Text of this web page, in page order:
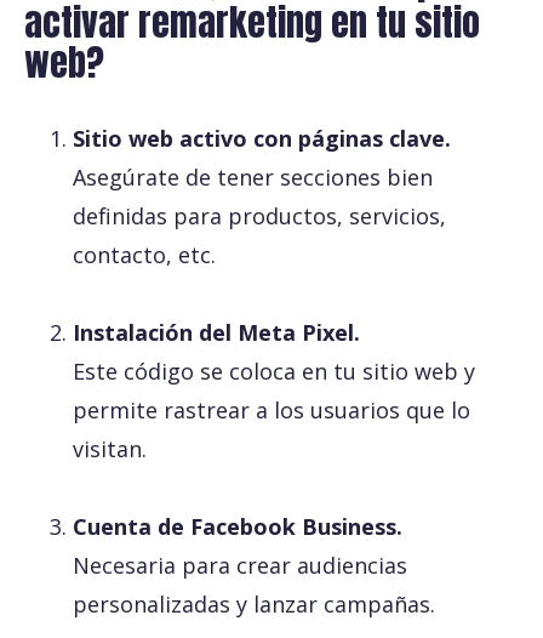
activar remarketing en tu sitio
web?
Sitio web activo con páginas clave.
Asegúrate de tener secciones bien
definidas para productos, servicios,
contacto, etc.
Instalación del Meta Pixel.
Este código se coloca en tu sitio web y
permite rastrear a los usuarios que lo
visitan.
Cuenta de Facebook Business.
Necesaria para crear audiencias
personalizadas y lanzar campañas.